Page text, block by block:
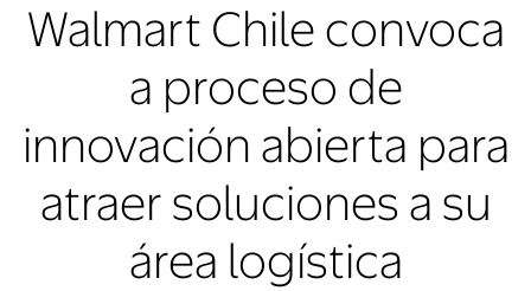
Walmart Chile convoca
a proceso de
innovación abierta para
atraer soluciones a su
área logística